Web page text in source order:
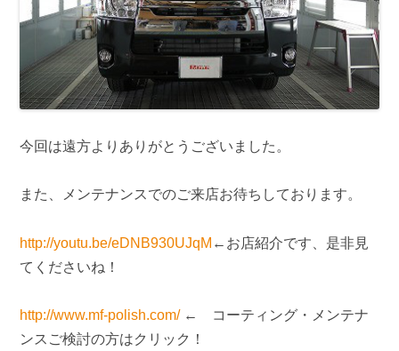
今回は遠方よりありがとうございました。
また、メンテナンスでのご来店お待ちしております。
http://youtu.be/eDNB930UJqM ←お店紹介です、是非見
てくださいね！
http://www.mf-polish.com/← コーティング・メンテナ
ンスご検討の方はクリック！